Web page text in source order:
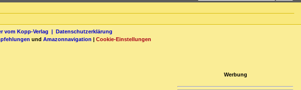
vom Kopp-Verlag | Datenschutzerklärung
und Amazonnavigation | Cookie-Einstellungen
Werbung